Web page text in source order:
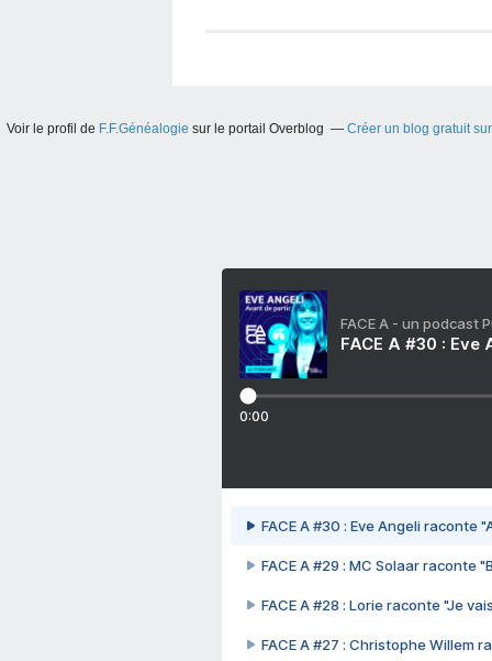
Voir le profil de F.F.Généalogie sur le portail Overblog Créer un blog gratuit
FACE A - un podcast
FACE A #30 :
0:00
FACE A #30 : Eve Angeli raconte
FACE A #29 : MC Solaar raconte
FACE A #28 : Lorie raconte "Je
FACE A #27 : Christophe Willem